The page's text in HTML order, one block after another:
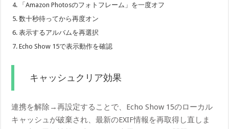
「Amazon Photosのフォトフレーム」を一度オフ
数十秒待ってから再度オン
表示するアルバムを再選択
Echo Show 15で表示動作を確認
キャッシュクリア効果
連携を解除→再設定することで、Echo Show 15のローカル
キャッシュが破棄され、最新のEXIF情報を再取得し直しま